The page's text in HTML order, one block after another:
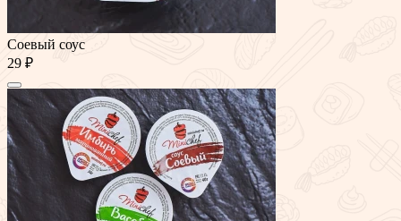
Соевый соус
29 ₽